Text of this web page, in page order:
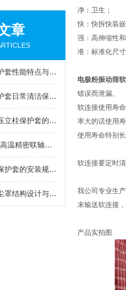
章
防火液压支柱保护套性能特点与阻燃防护应用
防尘液压立柱保护套日常清洁保养与更换规范
如何延长防尘液压立柱保护套的使用寿命？
2026年大扭矩/耐高温精密联轴器定制找哪家？能实现精准定制的优质厂家盘点
煤矿用液压立柱保护套的安装规范与使用寿命提升方案
液压支架立柱防尘罩结构设计与密封防护原理
净：卫生；
快：快拆快装
强：高伸缩性
准：标准化尺
电极粉振动筛
错误而泄漏。
软连接使用寿
率大的话使用
使用寿命特别
软连接要定时
我公司专业生
末输送软连接
产品实拍图